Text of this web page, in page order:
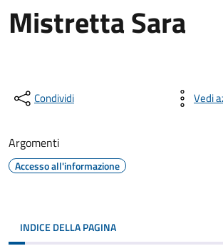
Mistretta Sara
Condividi Vedi
Argomenti
Accesso all'informazione
INDICE DELLA PAGINA